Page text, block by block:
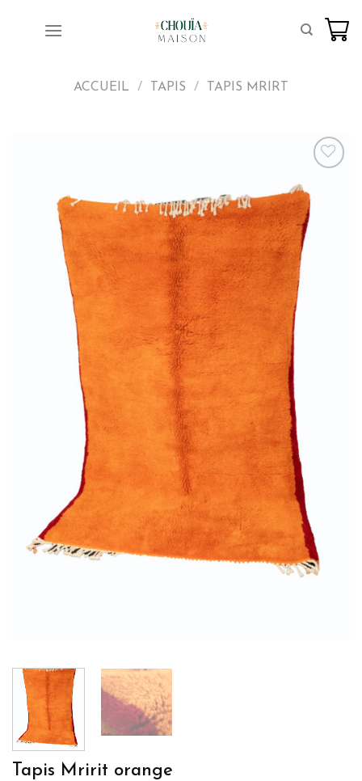
ACCUEIL / TAPIS / TAPIS MRIRT
Ajoutez
favoris
Tapis Mririt orange